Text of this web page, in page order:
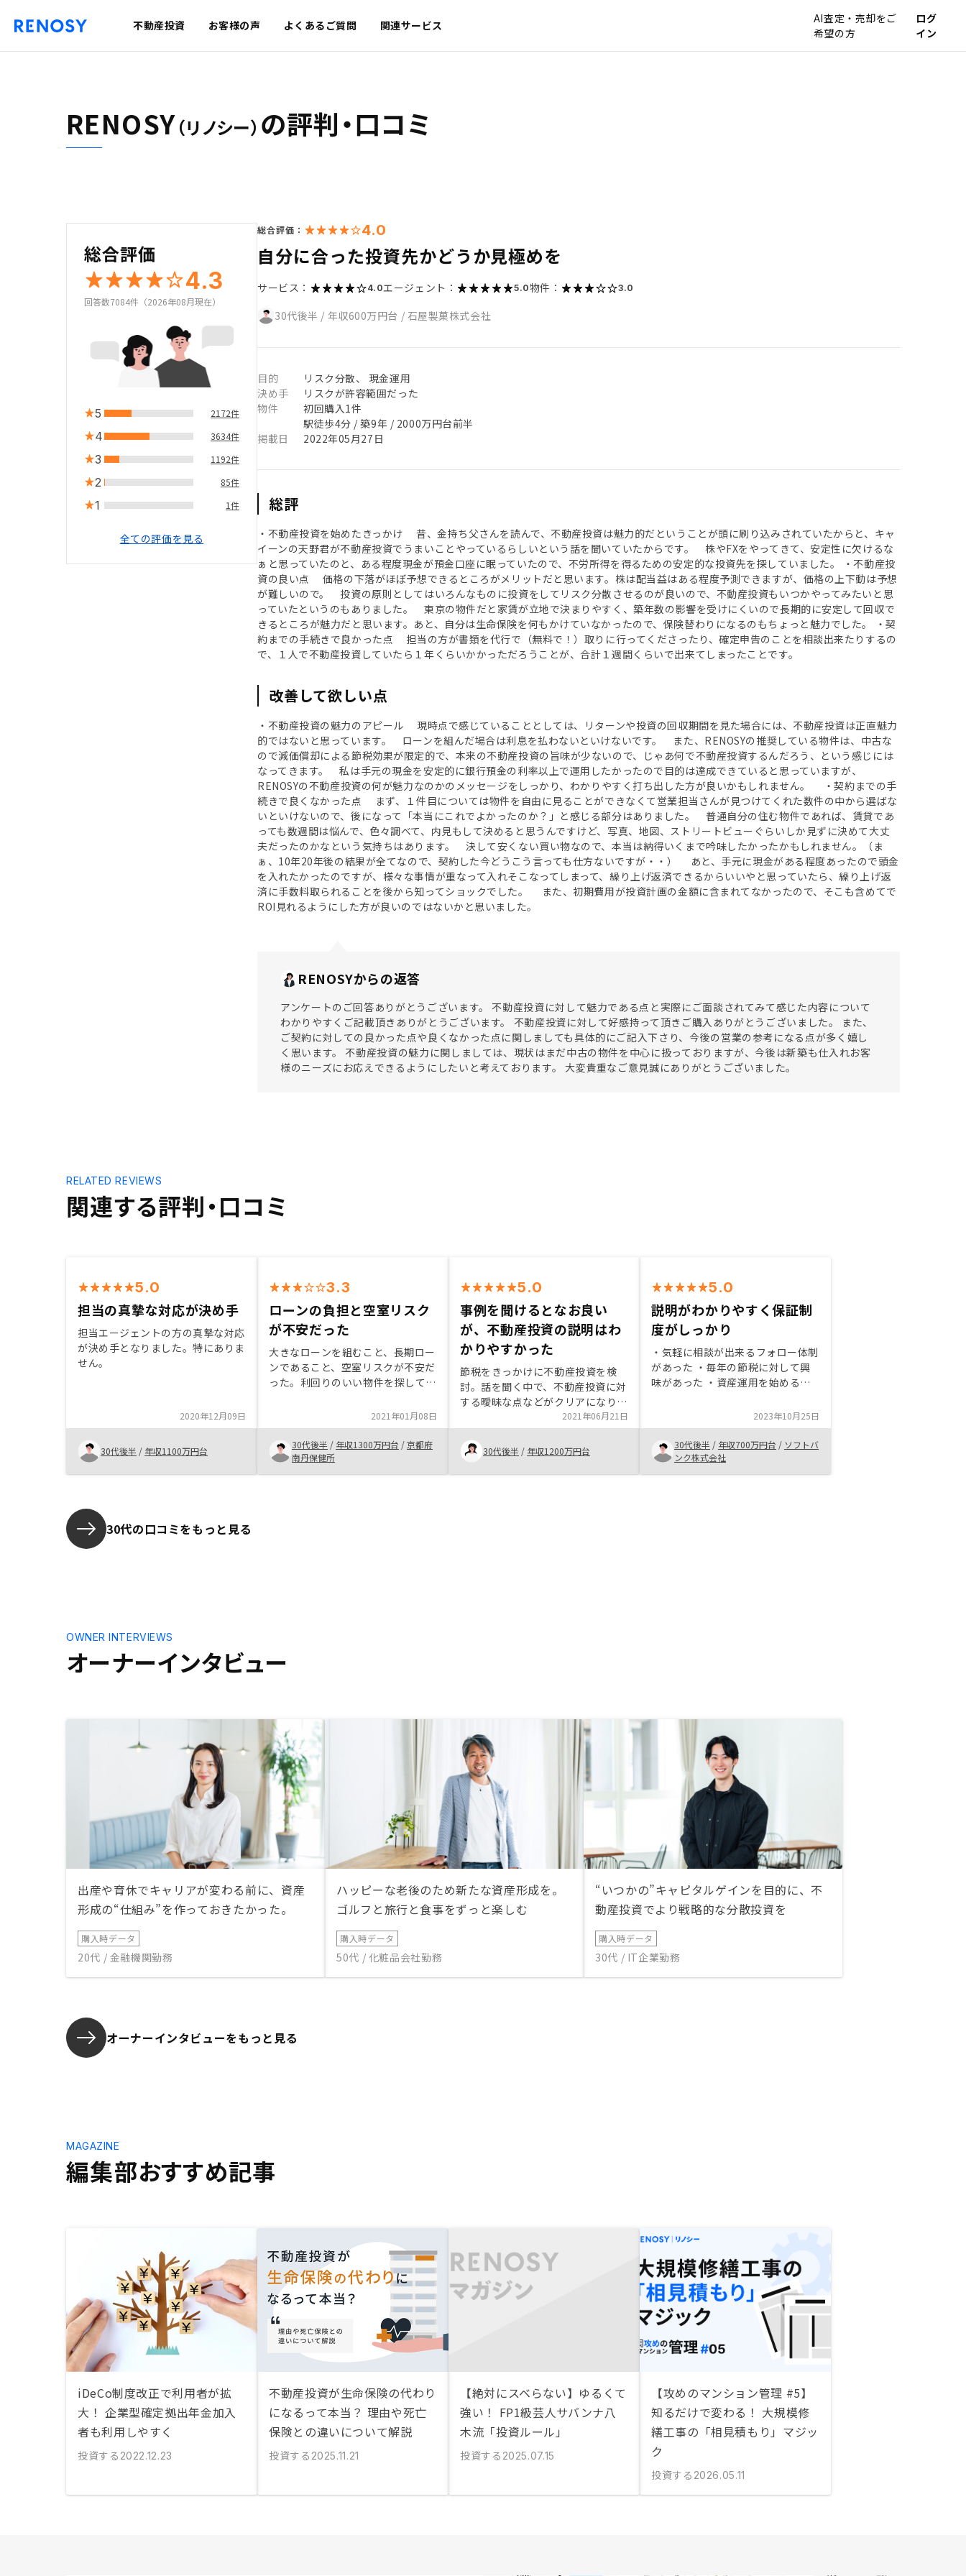
不動産投資 お客様の声 よくあるご質問 関連サービス
AI査定・売却をご
希望の方
ログ
イン
RENOSY（リノシー） の評判・口コミ
総合評価
4.3
回答数7084件（2026年08月現在）
5 2172件
4 3634件
3 1192件
2 85件
1 1件
全ての評価を見る
総合評価： 4.0
自分に合った投資先かどうか見極めを
サービス： 4.0エージェント： 5.0物件： 3.0
30代後半 / 年収600万円台 / 石屋製菓株式会社
目的
リスク分散、 現金運用
決め手
リスクが許容範囲だった
物件
初回購入1件
駅徒歩4分 / 築9年 / 2000万円台前半
掲載日
2022年05月27日
総評
・不動産投資を始めたきっかけ 昔、金持ち父さんを読んで、不動産投資は魅力的だということが頭に刷り込みされていたからと、キャ
イーンの天野君が不動産投資でうまいことやっているらしいという話を聞いていたからです。 株やFXをやってきて、安定性に欠けるな
ぁと思っていたのと、ある程度現金が預金口座に眠っていたので、不労所得を得るための安定的な投資先を探していました。 ・不動産投
資の良い点 価格の下落がほぼ予想できるところがメリットだと思います。株は配当益はある程度予測できますが、価格の上下動は予想
が難しいので。 投資の原則としてはいろんなものに投資をしてリスク分散させるのが良いので、不動産投資もいつかやってみたいと思
っていたというのもありました。 東京の物件だと家賃が立地で決まりやすく、築年数の影響を受けにくいので長期的に安定して回収で
きるところが魅力だと思います。あと、自分は生命保険を何もかけていなかったので、保険替わりになるのもちょっと魅力でした。 ・契
約までの手続きで良かった点 担当の方が書類を代行で（無料で！）取りに行ってくださったり、確定申告のことを相談出来たりするの
で、１人で不動産投資していたら１年くらいかかっただろうことが、合計１週間くらいで出来てしまったことです。
改善して欲しい点
・不動産投資の魅力のアピール 現時点で感じていることとしては、リターンや投資の回収期間を見た場合には、不動産投資は正直魅力
的ではないと思っています。 ローンを組んだ場合は利息を払わないといけないです。 また、RENOSYの推奨している物件は、中古な
ので減価償却による節税効果が限定的で、本来の不動産投資の旨味が少ないので、じゃあ何で不動産投資するんだろう、という感じには
なってきます。 私は手元の現金を安定的に銀行預金の利率以上で運用したかったので目的は達成できていると思っていますが、
RENOSYの不動産投資の何が魅力なのかのメッセージをしっかり、わかりやすく打ち出した方が良いかもしれません。 ・契約までの手
続きで良くなかった点 まず、１件目については物件を自由に見ることができなくて営業担当さんが見つけてくれた数件の中から選ばな
いといけないので、後になって「本当にこれでよかったのか？」と感じる部分はありました。 普通自分の住む物件であれば、賃貸であ
っても数週間は悩んで、色々調べて、内見もして決めると思うんですけど、写真、地図、ストリートビューぐらいしか見ずに決めて大丈
夫だったのかなという気持ちはあります。 決して安くない買い物なので、本当は納得いくまで吟味したかったかもしれません。（ま
ぁ、10年20年後の結果が全てなので、契約した今どうこう言っても仕方ないですが・・） あと、手元に現金がある程度あったので頭金
を入れたかったのですが、様々な事情が重なって入れそこなってしまって、繰り上げ返済できるからいいやと思っていたら、繰り上げ返
済に手数料取られることを後から知ってショックでした。 また、初期費用が投資計画の金額に含まれてなかったので、そこも含めてで
ROI見れるようにした方が良いのではないかと思いました。
RENOSYからの返答
アンケートのご回答ありがとうございます。 不動産投資に対して魅力である点と実際にご面談されてみて感じた内容について
わかりやすくご記載頂きありがとうございます。 不動産投資に対して好感持って頂きご購入ありがとうございました。 また、
ご契約に対しての良かった点や良くなかった点に関しましても具体的にご記入下さり、今後の営業の参考になる点が多く嬉し
く思います。 不動産投資の魅力に関しましては、現状はまだ中古の物件を中心に扱っておりますが、今後は新築も仕入れお客
様のニーズにお応えできるようにしたいと考えております。 大変貴重なご意見誠にありがとうございました。
関連する評判・口コミ
RELATED REVIEWS
5.0
担当の真摯な対応が決め手
担当エージェントの方の真摯な対応
が決め手となりました。特にありま
せん。
2020年12月09日
30代後半 / 年収1100万円台
3.3
ローンの負担と空室リスク
が不安だった
大きなローンを組むこと、長期ロー
ンであること、空室リスクが不安だ
った。利回りのいい物件を探してほ
2021年01月08日
30代後半 / 年収1300万円台 /京都府
南丹保健所
5.0
事例を聞けるとなお良い
が、不動産投資の説明はわ
かりやすかった
節税をきっかけに不動産投資を検
討。話を聞く中で、不動産投資に対
する曖昧な点などがクリアになり、
負担する費用も明確であったため始
めることを決めた。他のお客の事例
（このくらいの利益が出た、節税効
果があった、想定外のリスクがあっ
た）などをより具体的に知れると安
2021年06月21日
30代後半 / 年収1200万円台
5.0
説明がわかりやすく保証制
度がしっかり
・気軽に相談が出来るフォロー体制
があった ・毎年の節税に対して興
味があった ・資産運用を始めるに
すい環境にあった ・空室保証や制
度など安心感があった ・提案して
もらう物件の説明がわかりやすかっ
た契約後のフォロー体制など、初め
ての手続きが多いため後追いをして
2023年10月25日
30代後半 / 年収700万円台 / ソフトバ
ンク株式会社
30代の口コミをもっと見る
オーナーインタビュー
OWNER INTERVIEWS
出産や育休でキャリアが変わる前に、資産
形成の“仕組み”を作っておきたかった。
購入時データ
20代 / 金融機関勤務
ハッピーな老後のため新たな資産形成を。
ゴルフと旅行と食事をずっと楽しむ
購入時データ
50代 / 化粧品会社勤務
“いつかの”キャピタルゲインを目的に、不
動産投資でより戦略的な分散投資を
購入時データ
30代 / IT企業勤務
オーナーインタビューをもっと見る
編集部おすすめ記事
MAGAZINE
iDeCo制度改正で利用者が拡
大！ 企業型確定拠出年金加入
者も利用しやすく
投資する 2022.12.23
不動産投資が生命保険の代わり
になるって本当？ 理由や死亡
保険との違いについて解説
投資する 2025.11.21
【絶対にスベらない】ゆるくて
強い！ FP1級芸人サバンナ八
木流「投資ルール」
投資する 2025.07.15
【攻めのマンション管理 #5】
知るだけで変わる！ 大規模修
繕工事の「相見積もり」マジッ
ク
投資する 2026.05.11